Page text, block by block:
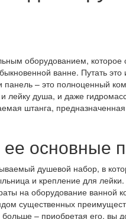
оборудованием,
ванне. Путать
– это полноценный
лейку душа, и даже
штанга,
основные
душевой набор, в
и крепление для
на оборудование ванной
существенных
– приобретая его, вы